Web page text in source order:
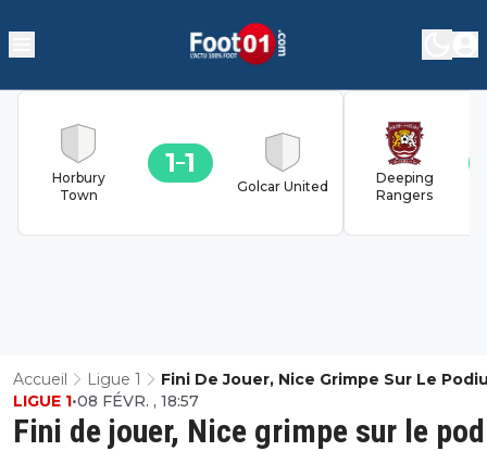
Horbury
Town
1 1
Golcar United
Deeping
Rangers
Accueil Ligue 1 Fini De Jouer, Nice Grimpe Sur Le
Fini de jouer, Nice grimpe sur le
LIGUE 1•08 FÉVR. , 18:57